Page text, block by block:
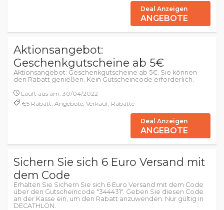
Deal Anzeigen
ANGEBOTE
Aktionsangebot:
Geschenkgutscheine ab 5€
Aktionsangebot: Geschenkgutscheine ab 5€. Sie können
den Rabatt genießen. Kein Gutscheincode erforderlich.
Läuft aus am: 30/04/2022
€5 Rabatt, Angebote, Verkauf, Rabatte
Deal Anzeigen
ANGEBOTE
Sichern Sie sich 6 Euro Versand mit
dem Code
Erhalten Sie Sichern Sie sich 6 Euro Versand mit dem Code
über den Gutscheincode "344431". Geben Sie diesen Code
an der Kasse ein, um den Rabatt anzuwenden. Nur gültig in
DECATHLON.